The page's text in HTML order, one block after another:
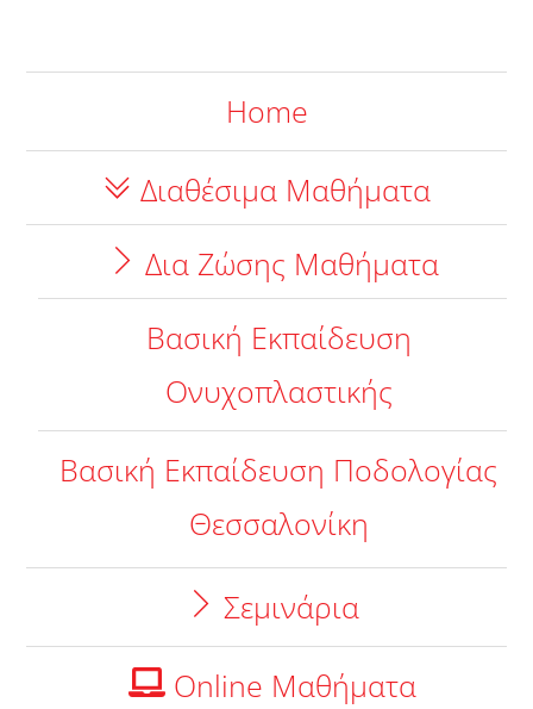
Home
Διαθέσιμα Μαθήματα
Δια Ζώσης Μαθήματα
Βασική Εκπαίδευση
Ονυχοπλαστικής
Βασική Εκπαίδευση Ποδολογίας
Θεσσαλονίκη
Σεμινάρια
Online Μαθήματα